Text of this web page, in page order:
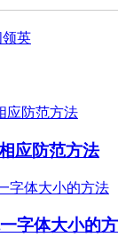
领英
应防范方法
字体大小的